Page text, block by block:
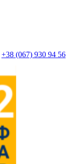
+38 (067) 930 94 56